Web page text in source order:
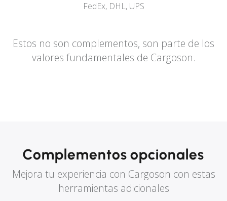
FedEx, DHL, UPS
Estos no son complementos, son parte de los
valores fundamentales de Cargoson.
Complementos opcionales
Mejora tu experiencia con Cargoson con estas
herramientas adicionales